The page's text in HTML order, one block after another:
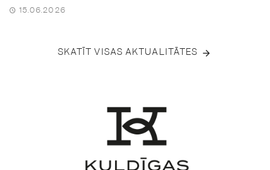
15.06.2026
SKATĪT VISAS AKTUALITĀTES